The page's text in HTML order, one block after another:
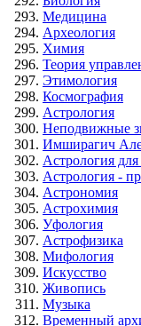
Медицина
Археология
Химия
Теория
Этимология
Космография
Астрология
Неподвижные
Имширагич
Астрология
Астрология -
Астрономия
Астрохимия
Уфология
Астрофизика
Мифология
Искусство
Живопись
Музыка
Временный